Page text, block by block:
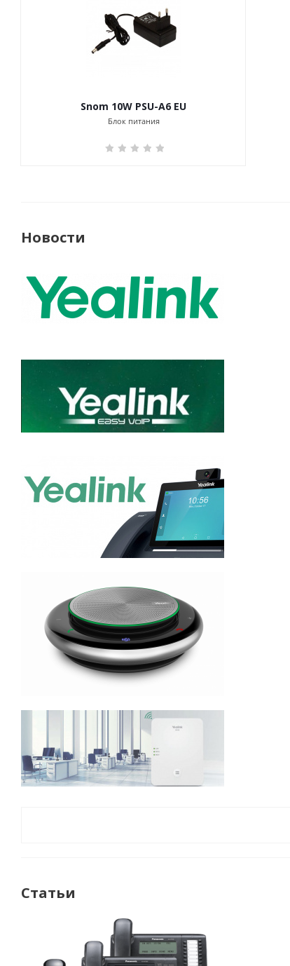
Snom 10W PSU-A6 EU
Блок питания
Новости
Статьи